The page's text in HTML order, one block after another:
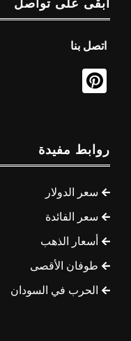
ابقى على تواصل
اتصل بنا
روابط مفيدة
سعر الدولار
سعر الفائدة
أسعار الذهب
طوفان الأقصى
الحرب في السودان